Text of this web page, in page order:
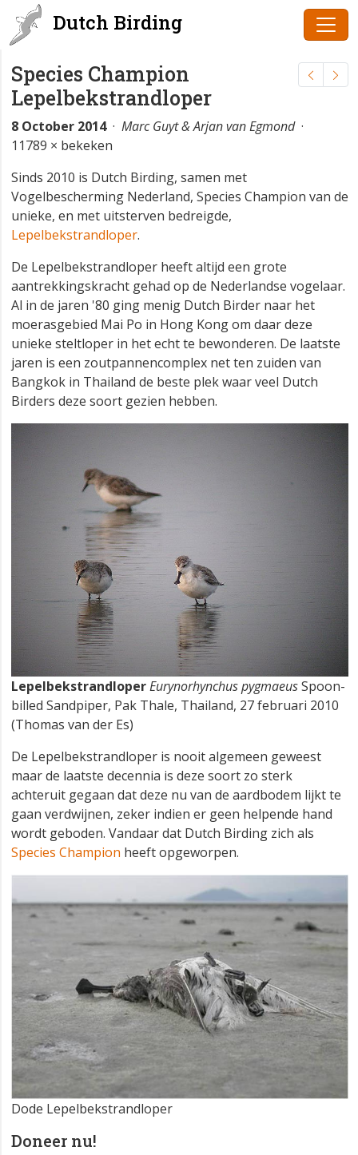
Dutch Birding
Species Champion
Lepelbekstrandloper
8 October 2014· Marc Guyt & Arjan van Egmond·
11789 × bekeken
Sinds 2010 is Dutch Birding, samen met
Vogelbescherming Nederland, Species Champion van de
unieke, en met uitsterven bedreigde,
Lepelbekstrandloper.
De Lepelbekstrandloper heeft altijd een grote
aantrekkingskracht gehad op de Nederlandse vogelaar.
Al in de jaren '80 ging menig Dutch Birder naar het
moerasgebied Mai Po in Hong Kong om daar deze
unieke steltloper in het echt te bewonderen. De laatste
jaren is een zoutpannencomplex net ten zuiden van
Bangkok in Thailand de beste plek waar veel Dutch
Birders deze soort gezien hebben.
LepelbekstrandloperEurynorhynchus pygmaeusSpoon-
billed Sandpiper, Pak Thale, Thailand, 27 februari 2010
(Thomas van der Es)
De Lepelbekstrandloper is nooit algemeen geweest
maar de laatste decennia is deze soort zo sterk
achteruit gegaan dat deze nu van de aardbodem lijkt te
gaan verdwijnen, zeker indien er geen helpende hand
wordt geboden. Vandaar dat Dutch Birding zich als
Species Champion heeft opgeworpen.
Dode Lepelbekstrandloper
Doneer nu!